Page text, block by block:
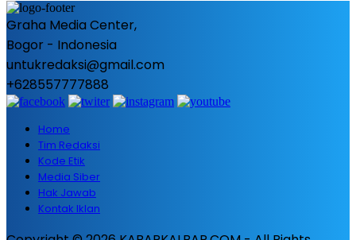
Graha Media Center,
Bogor - Indonesia
untukredaksi@gmail.com
+628557777888
Home
Tim Redaksi
Kode Etik
Media Siber
Hak Jawab
Kontak Iklan